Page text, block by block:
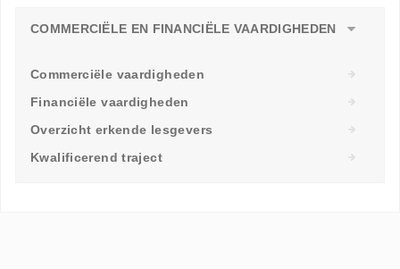
COMMERCIËLE EN FINANCIËLE VAARDIGHEDEN
Commerciële vaardigheden
Financiële vaardigheden
Overzicht erkende lesgevers
Kwalificerend traject